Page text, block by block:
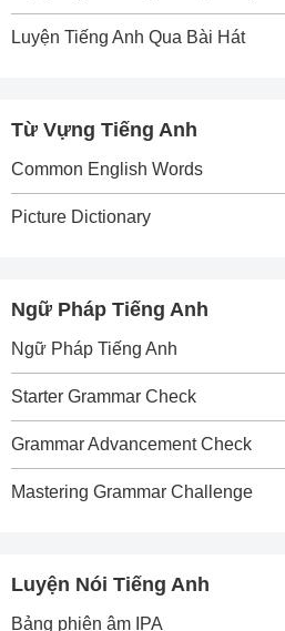
Luyện Tiếng Anh Qua Bài Hát
Từ Vựng Tiếng Anh
Common English Words
Picture Dictionary
Ngữ Pháp Tiếng Anh
Ngữ Pháp Tiếng Anh
Starter Grammar Check
Grammar Advancement Check
Mastering Grammar Challenge
Luyện Nói Tiếng Anh
Bảng phiên âm IPA